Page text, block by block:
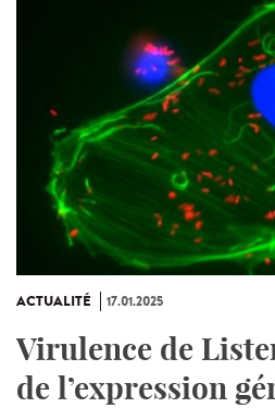
ACTUALITÉ 17.01.2025
Virulence de
de l’expression